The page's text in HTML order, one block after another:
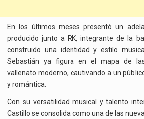
En los últimos meses presentó un
producido junto a RK, integrante de la
construido una identidad y estilo
Sebastián ya figura en el mapa de
vallenato moderno, cautivando a un
y romántica.
Con su versatilidad musical y talento
Castillo se consolida como una de las